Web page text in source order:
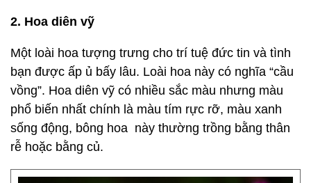
2. Hoa diên vỹ
Một loài hoa tượng trưng cho trí tuệ đức tin và tình
bạn được ấp ủ bấy lâu. Loài hoa này có nghĩa “cầu
vồng”. Hoa diên vỹ có nhiều sắc màu nhưng màu
phổ biến nhất chính là màu tím rực rỡ, màu xanh
sống động, bông hoa này thường trồng bằng thân
rễ hoặc bằng củ.